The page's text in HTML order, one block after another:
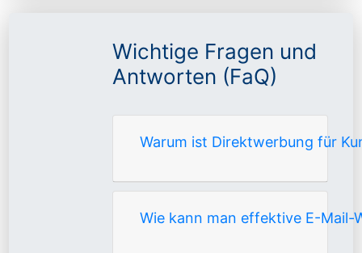
Wichtige Fragen und
Antworten (FaQ)
Warum ist Direktwerbung für
Wie kann man effektive E-